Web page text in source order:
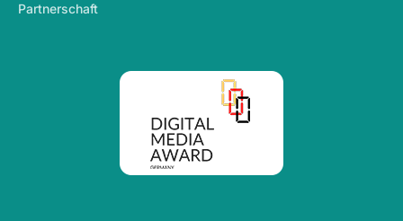
Partnerschaft